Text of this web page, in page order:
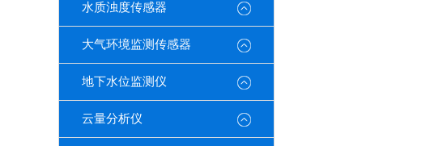
水质浊度传感器
大气环境监测传感器
地下水位监测仪
云量分析仪